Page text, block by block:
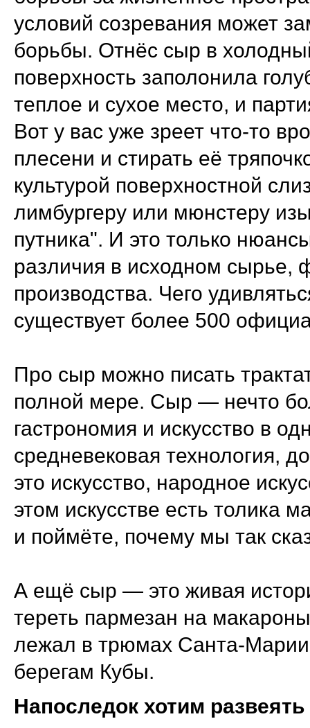
условий созревания может
борьбы. Отнёс сыр в
поверхность заполонила
теплое и сухое место, и
Вот у вас уже зреет что-то
плесени и стирать её
культурой поверхностной
лимбургеру или мюнстеру
путника". И это только
различия в исходном сырье,
производства. Чего
существует более 500
Про сыр можно писать
полной мере. Сыр — нечто
гастрономия и искусство в
средневековая технология,
это искусство, народное
этом искусстве есть толика
и поймёте, почему мы так
А ещё сыр — это живая
тереть пармезан на
лежал в трюмах Санта-
берегам Кубы.
Напоследок хотим